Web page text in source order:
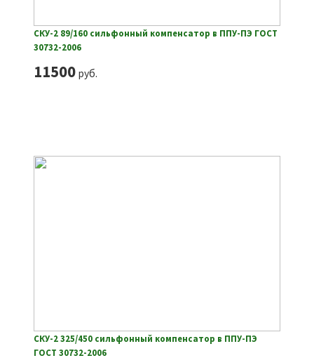
СКУ-2 89/160 сильфонный компенсатор в ППУ-ПЭ ГОСТ
30732-2006
11500руб.
СКУ-2 325/450 сильфонный компенсатор в ППУ-ПЭ
ГОСТ 30732-2006